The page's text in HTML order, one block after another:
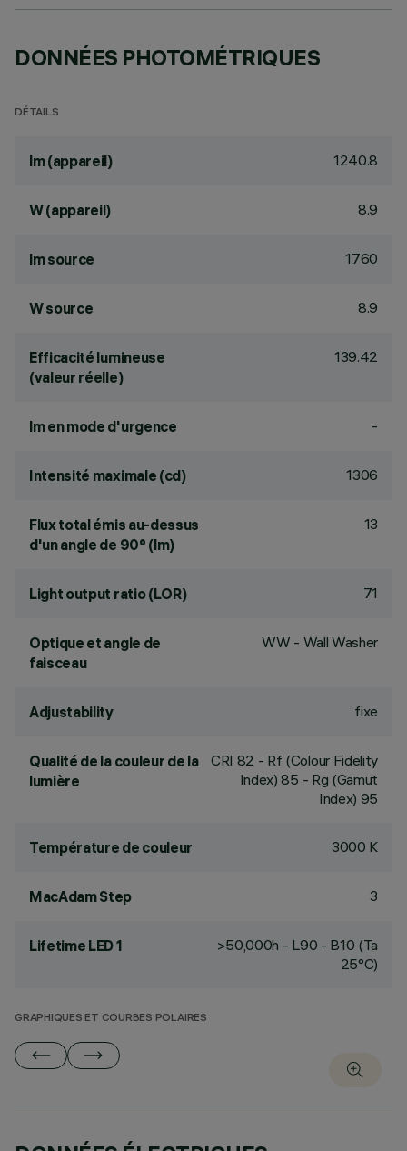
DONNÉES PHOTOMÉTRIQUES
DÉTAILS
lm (appareil) 1240.8
W (appareil) 8.9
lm source 1760
W source 8.9
Efficacité lumineuse
(valeur réelle)
139.42
lm en mode d'urgence -
Intensité maximale (cd) 1306
Flux total émis au-dessus
d'un angle de 90° (lm)
13
Light output ratio (LOR) 71
Optique et angle de
faisceau
WW - Wall Washer
Adjustability fixe
Qualité de la couleur de la
lumière
CRI 82 - Rf (Colour Fidelity
Index) 85 - Rg (Gamut
Index) 95
Température de couleur 3000 K
MacAdam Step 3
Lifetime LED 1
>50,000h - L90 - B10 (Ta
25°C)
GRAPHIQUES ET COURBES POLAIRES